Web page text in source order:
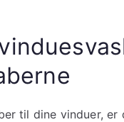
til dine vinduer,